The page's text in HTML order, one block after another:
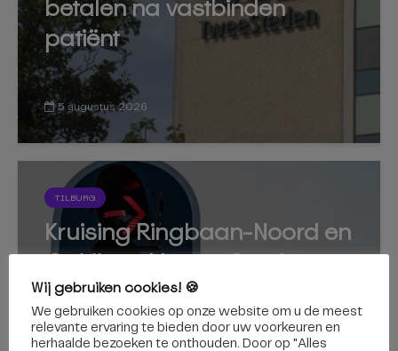
betalen na vastbinden
patiënt
5 augustus 2026
TILBURG
Kruising Ringbaan-Noord en
Quirijnstoklaan afgesloten,
stoplichten worden
vervangen
Wij gebruiken cookies! 🍪
We gebruiken cookies op onze website om u de meest
relevante ervaring te bieden door uw voorkeuren en
herhaalde bezoeken te onthouden. Door op "Alles